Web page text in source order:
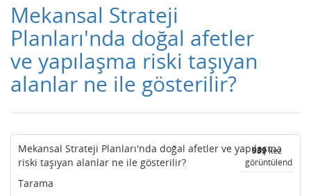
Mekansal Strateji
Planları'nda doğal afetler
ve yapılaşma riski taşıyan
alanlar ne ile gösterilir?
939kez
görüntülendi
Mekansal Strateji Planları'nda doğal afetler ve yapılaşma
riski taşıyan alanlar ne ile gösterilir?
Tarama